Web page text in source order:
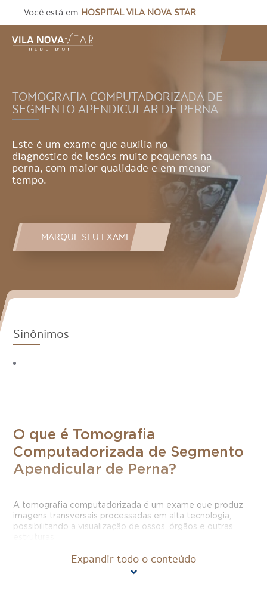
Você está em HOSPITAL VILA NOVA STAR
TOMOGRAFIA COMPUTADORIZADA DE
SEGMENTO APENDICULAR DE PERNA
Este é um exame que auxilia no
diagnóstico de lesões muito pequenas na
perna, com maior qualidade e em menor
tempo.
MARQUE SEU EXAME
Sinônimos
O que é Tomografia
Computadorizada de Segmento
Apendicular de Perna?
A tomografia computadorizada é um exame que produz
imagens transversais processadas em alta tecnologia,
possibilitando a visualização de ossos, órgãos e outras
de perna é um método de diagnóstico por imagem que
proporciona estudo detalhado, detectando alterações
Expandir todo o conteúdo